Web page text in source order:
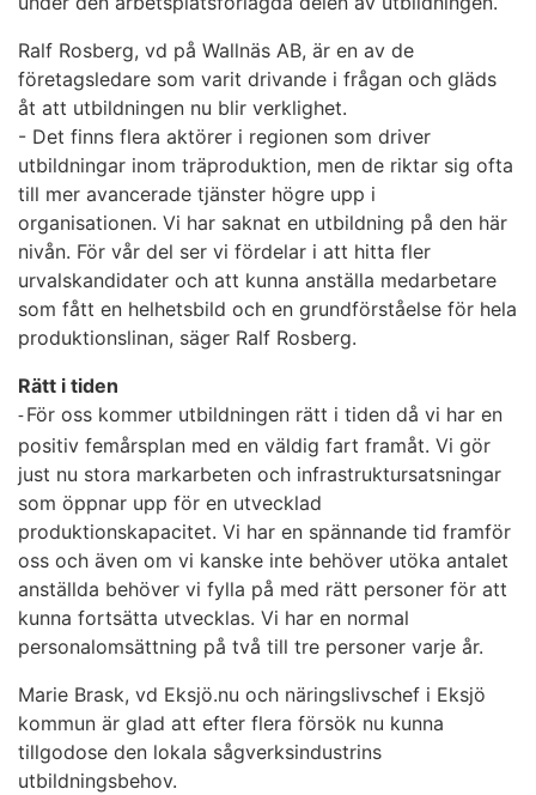
Ralf Rosberg, vd på Wallnäs AB, är en av de
företagsledare som varit drivande i frågan och gläds
åt att utbildningen nu blir verklighet.
- Det finns flera aktörer i regionen som driver
utbildningar inom träproduktion, men de riktar sig ofta
till mer avancerade tjänster högre upp i
organisationen. Vi har saknat en utbildning på den här
nivån. För vår del ser vi fördelar i att hitta fler
urvalskandidater och att kunna anställa medarbetare
som fått en helhetsbild och en grundförståelse för hela
produktionslinan, säger Ralf Rosberg.
Rätt i tiden
-För oss kommer utbildningen rätt i tiden då vi har en
positiv femårsplan med en väldig fart framåt. Vi gör
just nu stora markarbeten och infrastruktursatsningar
som öppnar upp för en utvecklad
produktionskapacitet. Vi har en spännande tid framför
oss och även om vi kanske inte behöver utöka antalet
anställda behöver vi fylla på med rätt personer för att
kunna fortsätta utvecklas. Vi har en normal
personalomsättning på två till tre personer varje år.
Marie Brask, vd Eksjö.nu och näringslivschef i Eksjö
kommun är glad att efter flera försök nu kunna
tillgodose den lokala sågverksindustrins
utbildningsbehov.